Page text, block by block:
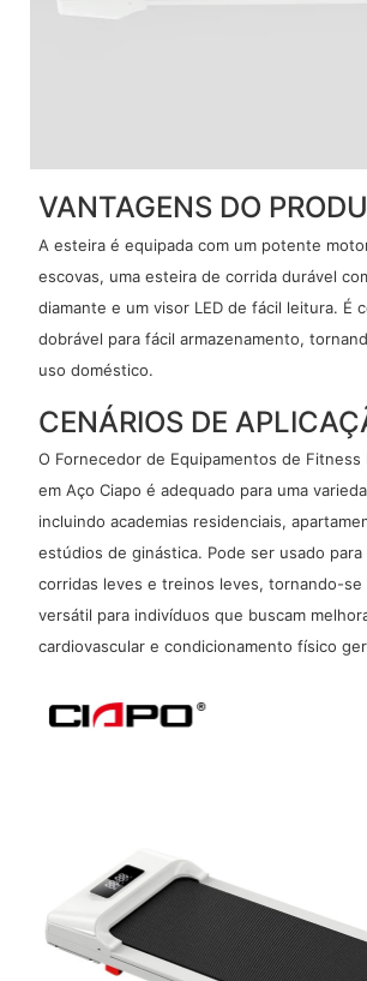
VANTAGENS DO
A esteira é equipada com um potente
escovas, uma esteira de corrida durável
diamante e um visor LED de fácil leitura. É
dobrável para fácil armazenamento,
uso doméstico.
CENÁRIOS DE
O Fornecedor de Equipamentos de Fitness
em Aço Ciapo é adequado para uma
incluindo academias residenciais,
estúdios de ginástica. Pode ser usado para
corridas leves e treinos leves, tornando-se
versátil para indivíduos que buscam
cardiovascular e condicionamento físico